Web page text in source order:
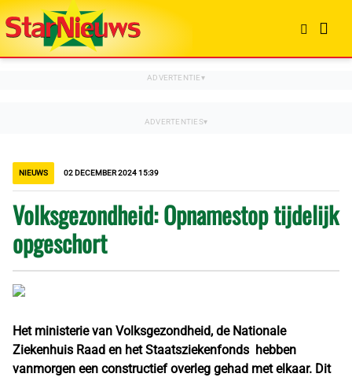
NIEUWS 02 DECEMBER 2024 15:39
Volksgezondheid: Opnamestop tijdelijk
opgeschort
Het ministerie van Volksgezondheid, de Nationale
Ziekenhuis Raad en het Staatsziekenfonds hebben
vanmorgen een constructief overleg gehad met elkaar. Dit